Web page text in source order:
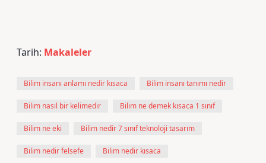
Tarih: Makaleler
Bilim insanı anlamı nedir kısaca Bilim insanı tanımı nedir
Bilim nasıl bir kelimedir Bilim ne demek kısaca 1 sınıf
Bilim ne eki Bilim nedir 7 sınıf teknoloji tasarım
Bilim nedir felsefe Bilim nedir kısaca